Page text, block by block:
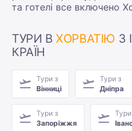
та готелі все включено
ТУРИ ВХОРВАТІЮ З
КРАЇН
Тури з
Вінниці
Тури з
Дніпра
Тури з
Запоріжжя